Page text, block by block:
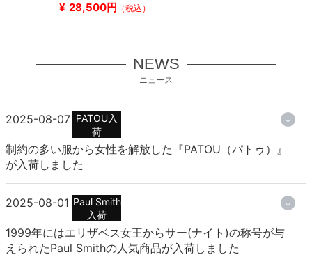
¥ 28,500円 （税込）
NEWS
ニュース
2025-08-07 PATOU入
荷
制約の多い服から女性を解放した『PATOU（パトゥ）』
が入荷しました
2025-08-01 Paul Smith
入荷
1999年にはエリザベス女王からサー(ナイト)の称号が与
えられたPaul Smithの人気商品が入荷しました